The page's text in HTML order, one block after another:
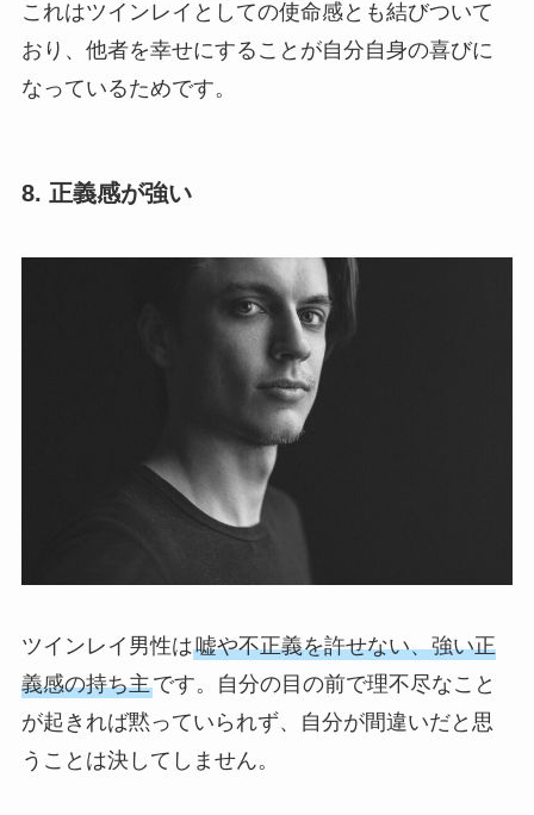
これはツインレイとしての使命感とも結びついて
おり、他者を幸せにすることが自分自身の喜びに
なっているためです。
8. 正義感が強い
ツインレイ男性は嘘や不正義を許せない、強い正
義感の持ち主です。自分の目の前で理不尽なこと
が起きれば黙っていられず、自分が間違いだと思
うことは決してしません。